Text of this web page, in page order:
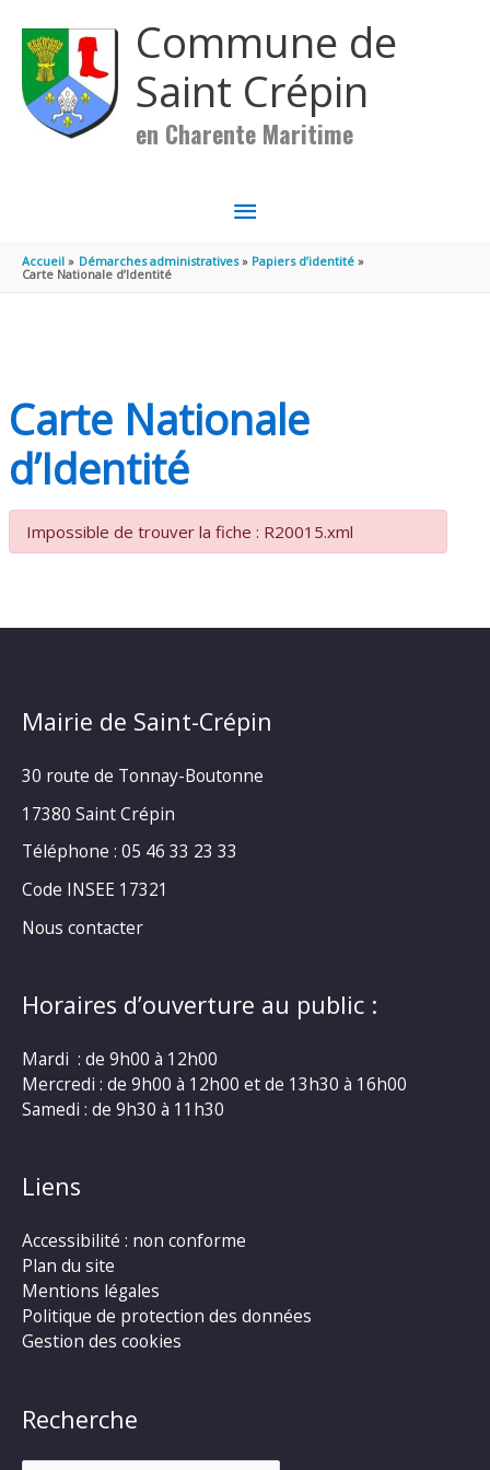
Commune de
Saint Crépin
en Charente Maritime
MENU
PRINCIPAL
Accueil Démarches administratives
Papiers d’identité
Carte Nationale d’Identité
Carte Nationale
d’Identité
Impossible de trouver la fiche : R20015.xml
Mairie de Saint-Crépin
30 route de Tonnay-Boutonne
17380 Saint Crépin
Téléphone : 05 46 33 23 33
Code INSEE 17321
Nous contacter
Horaires d’ouverture au public :
Mardi : de 9h00 à 12h00
Mercredi : de 9h00 à 12h00 et de 13h30 à 16h00
Samedi : de 9h30 à 11h30
Liens
Accessibilité : non conforme
Plan du site
Mentions légales
Politique de protection des données
Gestion des cookies
Recherche